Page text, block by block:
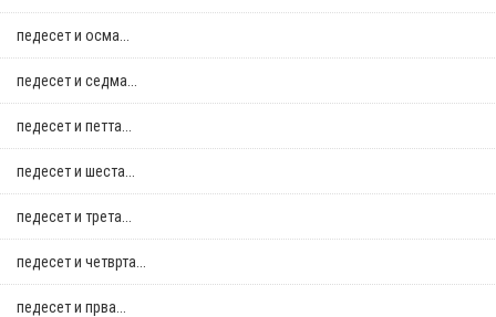
педесет и осма...
педесет и седма...
педесет и петта...
педесет и шеста...
педесет и трета...
педесет и четврта...
педесет и прва...